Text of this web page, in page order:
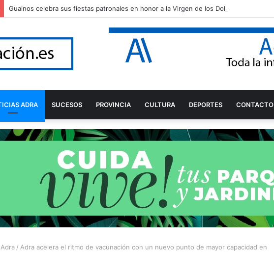
Guainos celebra sus fiestas patronales en honor a la Virgen de los Dolores
ADRA SUCESOS PROVINCIA CULTURA DEPORTES CONTACTO
/ Adra acelera el ritmo de vacunación con un nuevo punto de mayor capacidad en